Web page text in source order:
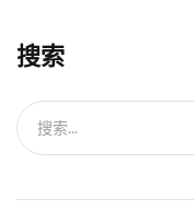
搜索
搜索...